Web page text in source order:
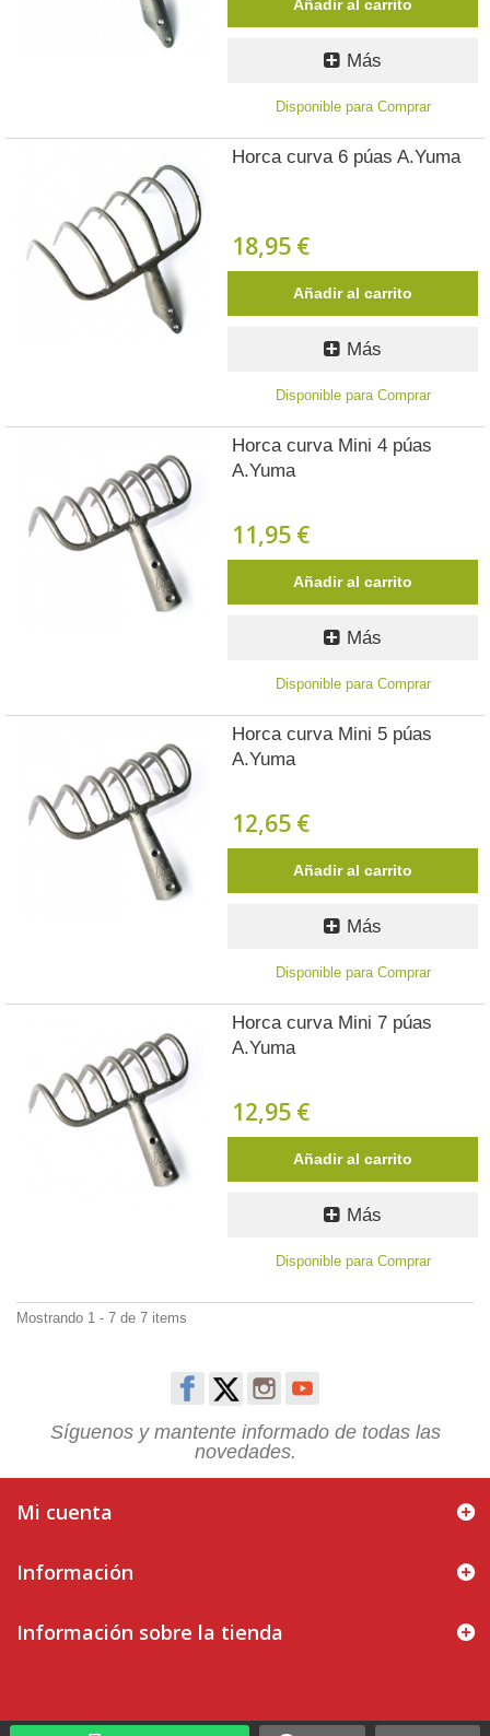
Añadir al carrito
Más
Disponible para Comprar
Horca curva 6 púas A.Yuma
18,95 €
Añadir al carrito
Más
Disponible para Comprar
Horca curva Mini 4 púas
A.Yuma
11,95 €
Añadir al carrito
Más
Disponible para Comprar
Horca curva Mini 5 púas
A.Yuma
12,65 €
Añadir al carrito
Más
Disponible para Comprar
Horca curva Mini 7 púas
A.Yuma
12,95 €
Añadir al carrito
Más
Disponible para Comprar
Mostrando 1 - 7 de 7 items
Síguenos y mantente informado de todas las
novedades.
Mi cuenta
Información
Información sobre la tienda